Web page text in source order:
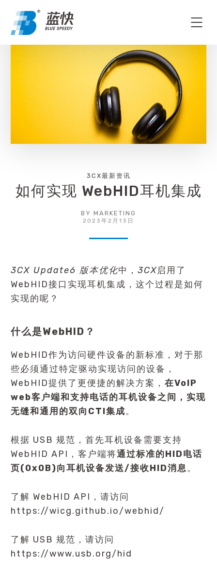
3CX最新资讯
如何实现 WebHID耳机集成
BY MARKETING
2023年2月13日
3CX Update6 版本优化中，3CX启用了
WebHID接口实现耳机集成，这个过程是如何
实现的呢？
什么是WebHID？
WebHID作为访问硬件设备的新标准，对于那
些必须通过特定驱动实现访问的设备，
WebHID提供了更便捷的解决方案，在VoIP
web客户端和支持电话的耳机设备之间，实现
无缝和通用的双向CTI集成。
根据 USB 规范，首先耳机设备需要支持
WebHID API，客户端将通过标准的HID电话
页(0x0B)向耳机设备发送/接收HID消息。
了解 WebHID API，请访问
https://wicg.github.io/webhid/
了解 USB 规范，请访问
https://www.usb.org/hid